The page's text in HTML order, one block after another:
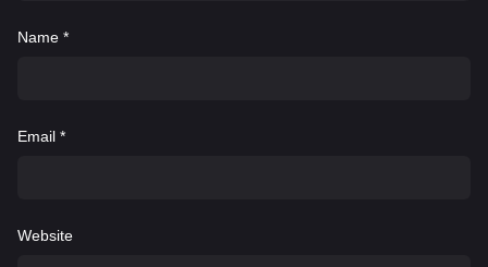
Name *
Email *
Website